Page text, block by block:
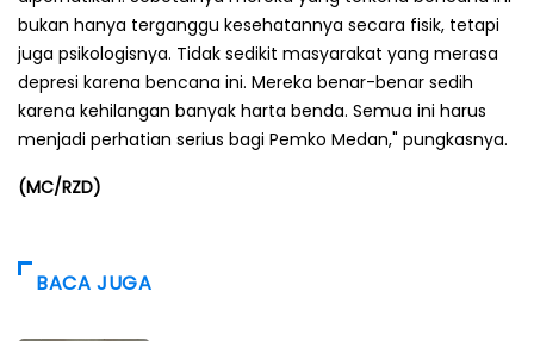
bukan hanya terganggu kesehatannya secara fisik, tetapi
juga psikologisnya. Tidak sedikit masyarakat yang merasa
depresi karena bencana ini. Mereka benar-benar sedih
karena kehilangan banyak harta benda. Semua ini harus
menjadi perhatian serius bagi Pemko Medan," pungkasnya.
(MC/RZD)
BACA JUGA